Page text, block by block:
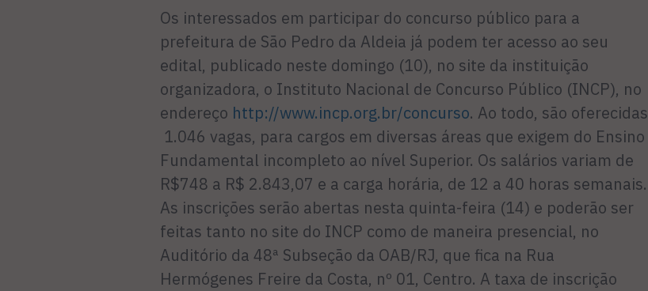
Os interessados em participar do concurso público para a
prefeitura de São Pedro da Aldeia já podem ter acesso ao seu
edital, publicado neste domingo (10), no site da instituição
organizadora, o Instituto Nacional de Concurso Público (INCP), no
endereço http://www.incp.org.br/concurso. Ao todo, são oferecidas
1.046 vagas, para cargos em diversas áreas que exigem do Ensino
Fundamental incompleto ao nível Superior. Os salários variam de
R$748 a R$ 2.843,07 e a carga horária, de 12 a 40 horas semanais.
As inscrições serão abertas nesta quinta-feira (14) e poderão ser
feitas tanto no site do INCP como de maneira presencial, no
Auditório da 48ª Subseção da OAB/RJ, que fica na Rua
Hermógenes Freire da Costa, nº 01, Centro. A taxa de inscrição